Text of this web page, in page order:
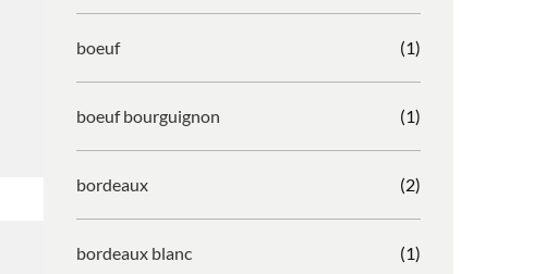
boeuf (1)
boeuf bourguignon (1)
bordeaux (2)
bordeaux blanc (1)